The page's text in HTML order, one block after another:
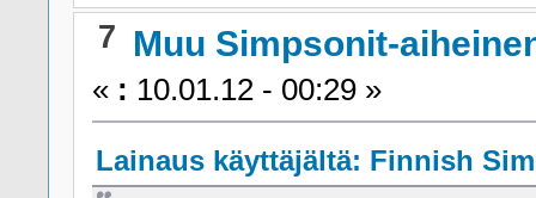
7 Muu Simpsonit-
« : 10.01.12 - 00:29 »
Lainaus käyttäjältä: Finnish